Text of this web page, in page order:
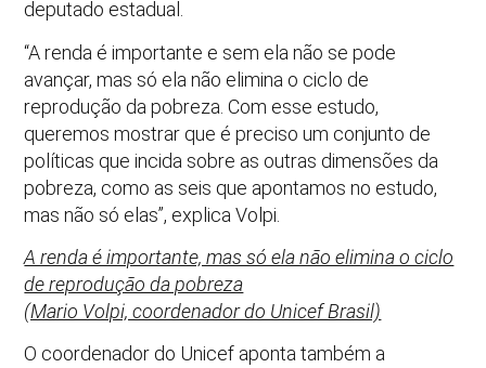
deputado estadual.
“A renda é importante e sem ela não se pode
avançar, mas só ela não elimina o ciclo de
reprodução da pobreza. Com esse estudo,
queremos mostrar que é preciso um conjunto de
políticas que incida sobre as outras dimensões da
pobreza, como as seis que apontamos no estudo,
mas não só elas”, explica Volpi.
A renda é importante, mas só ela não elimina o ciclo
de reprodução da pobreza
(Mario Volpi, coordenador do Unicef Brasil)
O coordenador do Unicef aponta também a